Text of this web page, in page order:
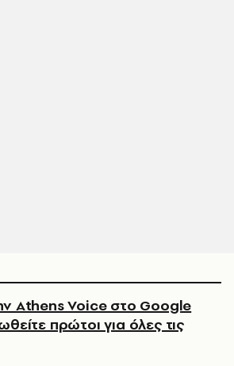
Athens Voice στο Google
πρώτοι για όλες τις